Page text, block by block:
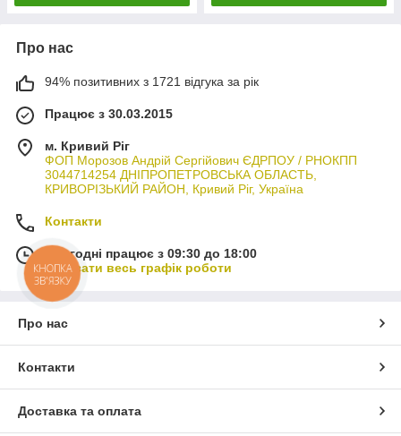
Про нас
94% позитивних з 1721 відгука за рік
Працює з 30.03.2015
м. Кривий Ріг
ФОП Морозов Андрій Сергійович ЄДРПОУ / РНОКПП
3044714254 ДНІПРОПЕТРОВСЬКА ОБЛАСТЬ,
КРИВОРІЗЬКИЙ РАЙОН, Кривий Ріг, Україна
Контакти
Сьогодні працює з 09:30 до 18:00
Показати весь графік роботи
Про нас
Контакти
Доставка та оплата
КНОПКА
ЗВ'ЯЗКУ